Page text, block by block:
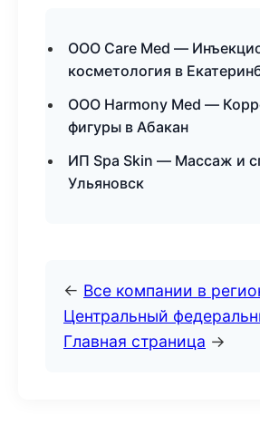
ООО Care Med —
косметология в
ООО Harmony Med —
фигуры в Абакан
ИП Spa Skin — Массаж и
Ульяновск
← Все компании в
Центральный
Главная страница →